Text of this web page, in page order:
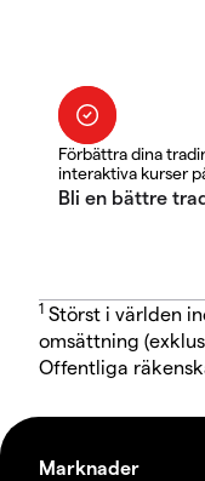
Förbättra dina
interaktiva kurser
1 Störst i världen
omsättning
Offentliga
Marknader